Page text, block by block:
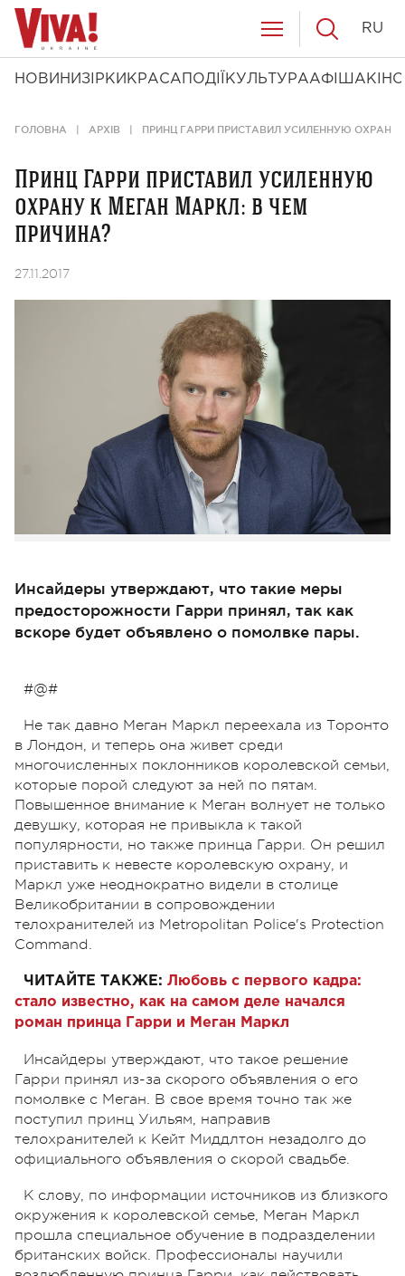
НОВИНИ ЗІРКИ КРАСА ПОДІЇ КУЛЬТУРААФІША КІНО
RU
ГОЛОВНА АРХІВ ПРИНЦ ГАРРИ ПРИСТАВИЛ УСИЛЕННУЮ ОХРАНУ
Принц Гарри приставил усиленную
охрану к Меган Маркл: в чем
причина?
27.11.2017
Инсайдеры утверждают, что такие меры
предосторожности Гарри принял, так как
вскоре будет объявлено о помолвке пары.
#@#
Не так давно Меган Маркл переехала из Торонто
в Лондон, и теперь она живет среди
многочисленных поклонников королевской семьи,
которые порой следуют за ней по пятам.
Повышенное внимание к Меган волнует не только
девушку, которая не привыкла к такой
популярности, но также принца Гарри. Он решил
приставить к невесте королевскую охрану, и
Маркл уже неоднократно видели в столице
Великобритании в сопровождении
телохранителей из Metropolitan Police's Protection
Command.
ЧИТАЙТЕ ТАКЖЕ: Любовь с первого кадра:
стало известно, как на самом деле начался
роман принца Гарри и Меган Маркл
Инсайдеры утверждают, что такое решение
Гарри принял из-за скорого объявления о его
помолвке с Меган. В свое время точно так же
поступил принц Уильям, направив
телохранителей к Кейт Миддлтон незадолго до
официального объявления о скорой свадьбе.
К слову, по информации источников из близкого
окружения к королевской семье, Меган Маркл
прошла специальное обучение в подразделении
британских войск. Профессионалы научили